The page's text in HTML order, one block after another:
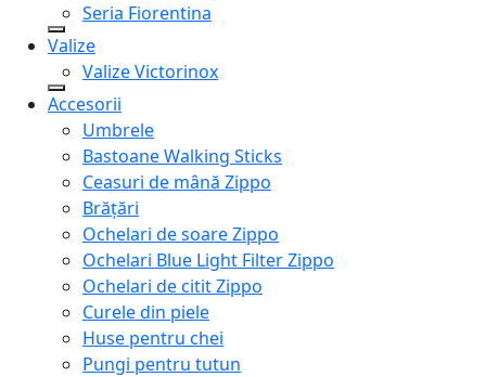
Seria Fiorentina
Valize
Valize Victorinox
Accesorii
Umbrele
Bastoane Walking Sticks
Ceasuri de mână Zippo
Brățări
Ochelari de soare Zippo
Ochelari Blue Light Filter Zippo
Ochelari de citit Zippo
Curele din piele
Huse pentru chei
Pungi pentru tutun